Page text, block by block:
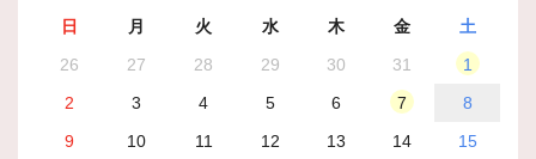
日 月 火 水 木 金
土
26
27 28 29 30 31
1
2
3 4 5 6 7
8
9
10 11 12 13 14
15